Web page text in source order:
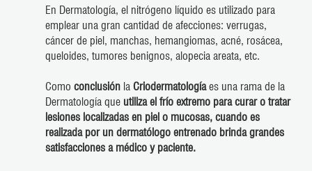
En Dermatología, el nitrógeno líquido es utilizado para
emplear una gran cantidad de afecciones: verrugas,
cáncer de piel, manchas, hemangiomas, acné, rosácea,
queloides, tumores benignos, alopecia areata, etc.
Como conclusión la Criodermatologíaes una rama de la
Dermatología que utiliza el frío extremo para curar o tratar
lesiones localizadas en piel o mucosas, cuando es
realizada por un dermatólogo entrenado brinda grandes
satisfacciones a médico y paciente.